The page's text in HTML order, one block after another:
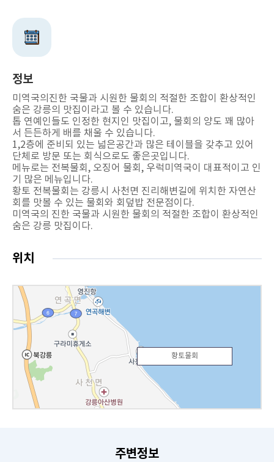
정보
미역국의진한 국물과 시원한 물회의 적절한 조합이 환상적인
숨은 강릉의 맛집이라고 볼 수 있습니다.
톱 연예인들도 인정한 현지인 맛집이고, 물회의 양도 꽤 많아
서 든든하게 배를 채울 수 있습니다.
1,2층에 준비되 있는 넓은공간과 많은 테이블을 갖추고 있어
단체로 방문 또는 회식으로도 좋은곳입니다.
메뉴로는 전복물회, 오징어 물회, 우럭미역국이 대표적이고 인
기 많은 메뉴입니다.
황토 전복물회는 강릉시 사천면 진리해변길에 위치한 자연산
회를 맛볼 수 있는 물회와 회덮밥 전문점이다.
미역국의 진한 국물과 시원한 물회의 적절한 조합이 환상적인
숨은 강릉 맛집이다.
위치
황토물회
주변정보